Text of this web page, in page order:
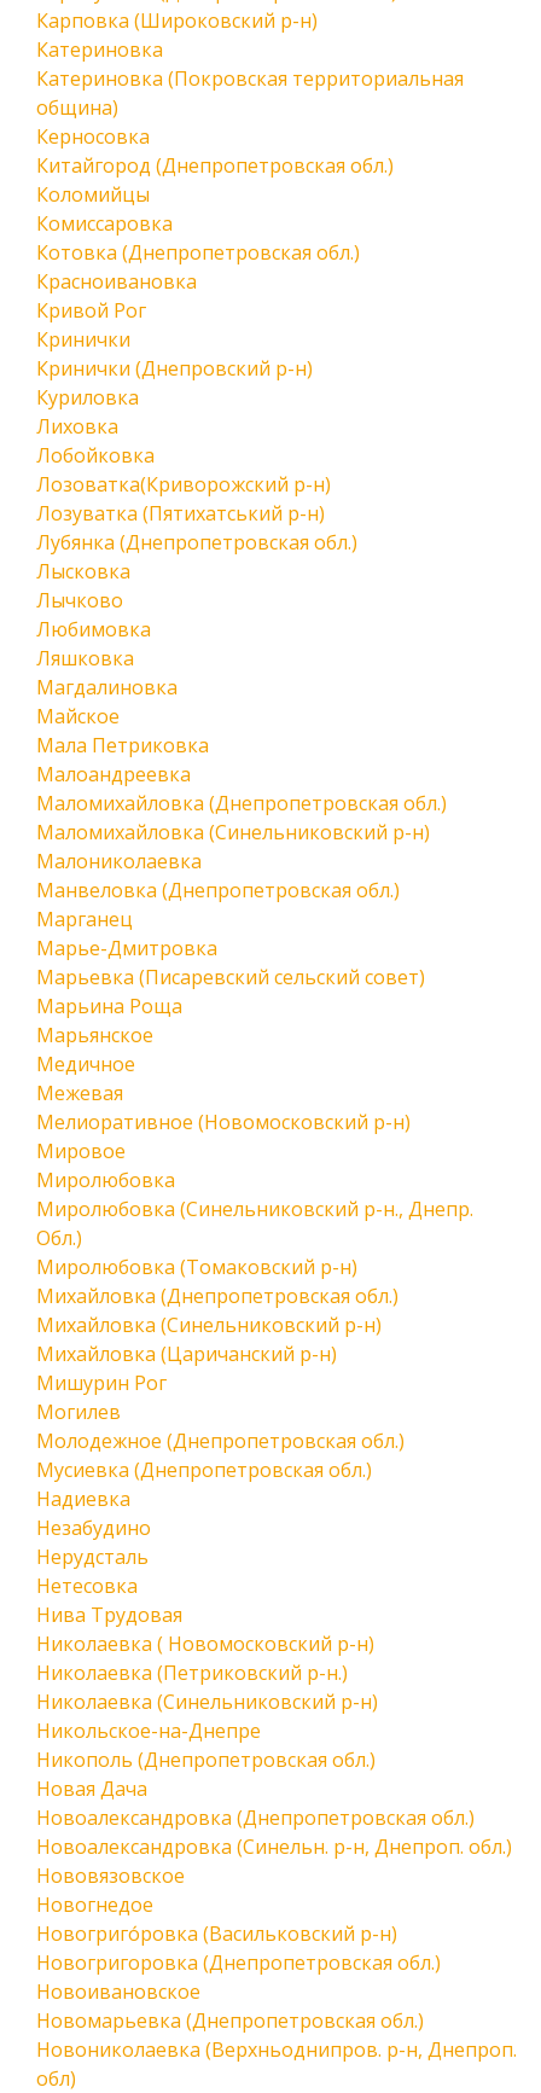
Карповка (Широковский р-н)
Катериновка
Катериновка (Покровская территориальная
община)
Керносовка
Китайгород (Днепропетровская обл.)
Коломийцы
Комиссаровка
Котовка (Днепропетровская обл.)
Красноивановка
Кривой Рог
Кринички
Кринички (Днепровский р-н)
Куриловка
Лиховка
Лобойковка
Лозоватка(Криворожский р-н)
Лозуватка (Пятихатський р-н)
Лубянка (Днепропетровская обл.)
Лысковка
Лычково
Любимовка
Ляшковка
Магдалиновка
Майское
Мала Петриковка
Малоандреевка
Маломихайловка (Днепропетровская обл.)
Маломихайловка (Синельниковский р-н)
Малониколаевка
Манвеловка (Днепропетровская обл.)
Марганец
Марье-Дмитровка
Марьевка (Писаревский сельский совет)
Марьина Роща
Марьянское
Медичное
Межевая
Мелиоративное (Новомосковский р-н)
Мировое
Миролюбовка
Миролюбовка (Синельниковский р-н., Днепр.
Обл.)
Миролюбовка (Томаковский р-н)
Михайловка (Днепропетровская обл.)
Михайловка (Синельниковский р-н)
Михайловка (Царичанский р-н)
Мишурин Рог
Могилев
Молодежное (Днепропетровская обл.)
Мусиевка (Днепропетровская обл.)
Надиевка
Незабудино
Нерудсталь
Нетесовка
Нива Трудовая
Николаевка ( Новомосковский р-н)
Николаевка (Петриковский р-н.)
Николаевка (Синельниковский р-н)
Никольское-на-Днепре
Никополь (Днепропетровская обл.)
Новая Дача
Новоалександровка (Днепропетровская обл.)
Новоалександровка (Синельн. р-н, Днепроп. обл.)
Нововязовское
Новогнедое
Новогриго́ровка (Васильковский р-н)
Новогригоровка (Днепропетровская обл.)
Новоивановское
Новомарьевка (Днепропетровская обл.)
Новониколаевка (Верхньоднипров. р-н, Днепроп.
обл)